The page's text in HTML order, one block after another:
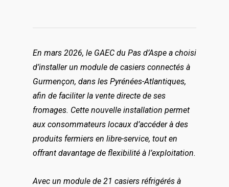
En mars 2026, le GAEC du Pas d’Aspe a choisi
d’installer un module de casiers connectés à
Gurmençon, dans les Pyrénées-Atlantiques,
afin de faciliter la vente directe de ses
fromages. Cette nouvelle installation permet
aux consommateurs locaux d’accéder à des
produits fermiers en libre-service, tout en
offrant davantage de flexibilité à l’exploitation.
Avec un module de 21 casiers réfrigérés à